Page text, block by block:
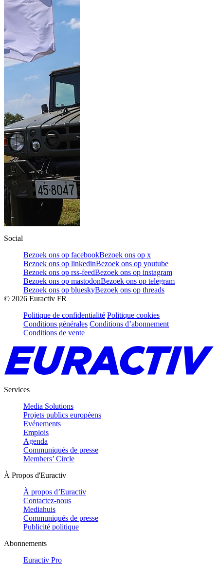
Social
Bezoek ons op facebookBezoek ons op x
Bezoek ons op linkedinBezoek ons op youtube
Bezoek ons op rss-feedBezoek ons op instagram
Bezoek ons op mastodonBezoek ons op telegram
Bezoek ons op blueskyBezoek ons op threads
© 2026 Euractiv FR
Politique de confidentialité Politique cookies
Conditions générales Conditions d’abonnement
Conditions de vente
Services
Media Solutions
Projets publics européens
Evénements
Emplois
Agenda
Communiqués de presse
Members’ Circle
À Propos d'Euractiv
À propos d’Euractiv
Contactez-nous
Mediahuis
Communiqués de presse
Publicité politique
Abonnements
Euractiv Pro